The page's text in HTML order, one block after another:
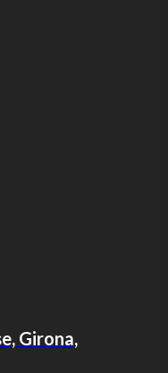
Girona,